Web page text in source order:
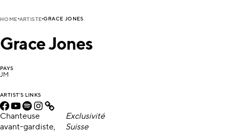
HOME ARTISTE GRACE JONES
Grace Jones
PAYS
JM
ARTIST'S LINKS
Chanteuse
avant-gardiste,
Exclusivité
Suisse